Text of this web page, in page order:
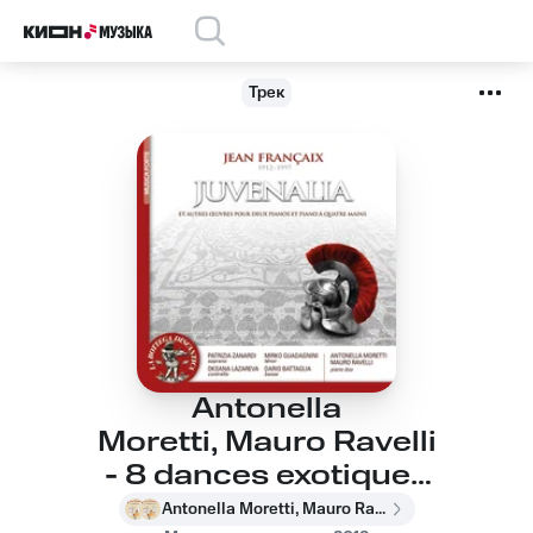
Трек
Antonella
Moretti, Mauro Ravelli
- 8 dances exotiques
pour deux pianos: No.
Antonella Moretti, Mauro Ravelli